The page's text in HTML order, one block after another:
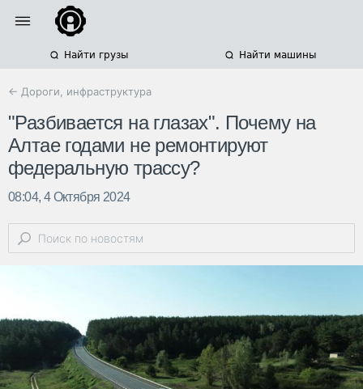
Найти грузы Найти машины
← Дороги, инфраструктура
"Разбивается на глазах". Почему на
Алтае годами не ремонтируют
федеральную трассу?
08:04, 4 Октября 2024